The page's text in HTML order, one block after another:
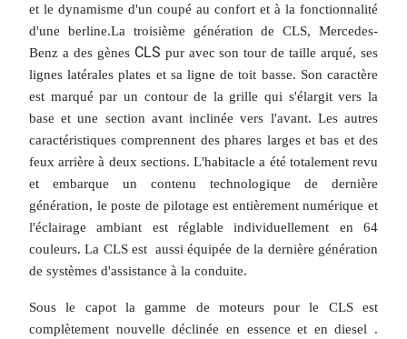
et le dynamisme d'un coupé au confort et à la fonctionnalité
d'une berline.La troisième génération de CLS, Mercedes-
Benz a des gènes CLS pur avec son tour de taille arqué, ses
lignes latérales plates et sa ligne de toit basse. Son caractère
est marqué par un contour de la grille qui s'élargit vers la
base et une section avant inclinée vers l'avant. Les autres
caractéristiques comprennent des phares larges et bas et des
feux arrière à deux sections. L'habitacle a été totalement revu
et embarque un contenu technologique de dernière
génération, le poste de pilotage est entièrement numérique et
l'éclairage ambiant est réglable individuellement en 64
couleurs. La CLS est aussi équipée de la dernière génération
de systèmes d'assistance à la conduite.
Sous le capot la gamme de moteurs pour le CLS est
complètement nouvelle déclinée en essence et en diesel .